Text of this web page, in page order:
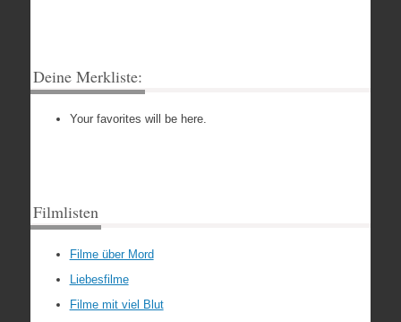
Deine Merkliste:
Your favorites will be here.
Filmlisten
Filme über Mord
Liebesfilme
Filme mit viel Blut